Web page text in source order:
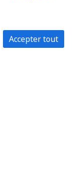
Accepter tout